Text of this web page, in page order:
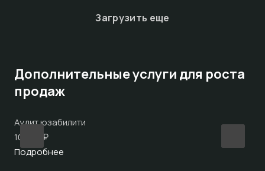
Загрузить еще
Дополнительные услуги для роста
продаж
Аудит юзабилити
10.000 ₽
Подробнее